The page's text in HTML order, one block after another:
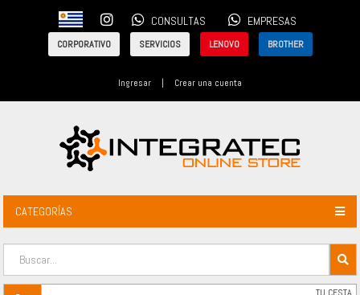
CONSULTAS EMPRESAS
CORPORATIVO SERVICIOS LENOVO BROTHER
Ingresar | Crear una cuenta
CATEGORÍAS